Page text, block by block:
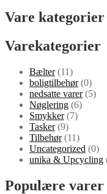
Vare kategorier
Varekategorier
Bælter (11)
boligtilbehør (0)
nedsatte varer (5)
Nøglering (6)
Smykker (7)
Tasker (9)
Tilbehør (11)
Uncategorized (0)
unika & Upcycling
Populære varer